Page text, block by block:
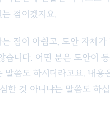
점이겠지요.
점이 아쉽고, 도안 자체가
습니다. 어떤 분은 도안이
말씀도 하시더라고요. 내용
한 것 아니냐는 말씀도 하